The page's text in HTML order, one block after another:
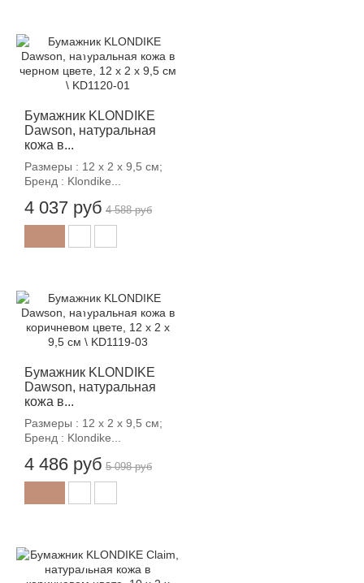
Бумажник KLONDIKE
Dawson, натуральная
кожа в...
Размеры : 12 х 2 х 9,5 см;
Бренд : Klondike...
4 037 руб 4 588 руб
Бумажник KLONDIKE
Dawson, натуральная
кожа в...
Размеры : 12 х 2 х 9,5 см;
Бренд : Klondike...
4 486 руб 5 098 руб